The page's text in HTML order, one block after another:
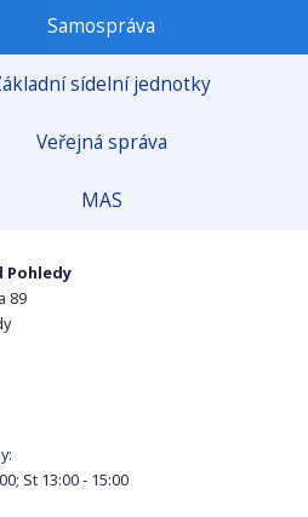
Samospráva
sídelní jednotky
Veřejná správa
MAS
Pohledy
89
St 13:00 - 15:00